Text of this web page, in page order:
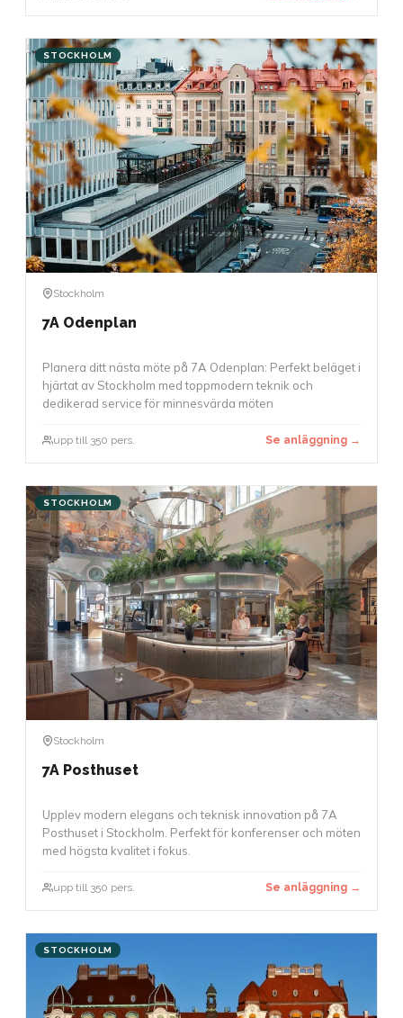
STOCKHOLM
Stockholm
7A Odenplan
Planera ditt nästa möte på 7A Odenplan: Perfekt beläget i
hjärtat av Stockholm med toppmodern teknik och
dedikerad service för minnesvärda möten
upp till 350 pers. Se anläggning →
STOCKHOLM
Stockholm
7A Posthuset
Upplev modern elegans och teknisk innovation på 7A
Posthuset i Stockholm. Perfekt för konferenser och möten
med högsta kvalitet i fokus.
upp till 350 pers. Se anläggning →
STOCKHOLM